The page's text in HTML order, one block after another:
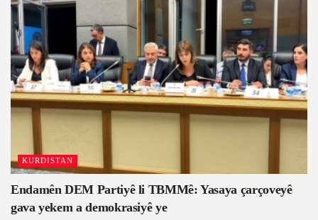
KURDISTAN
Endamên DEM Partiyê li TBMMê: Yasaya çarçoveyê
gava yekem a demokrasiyê ye